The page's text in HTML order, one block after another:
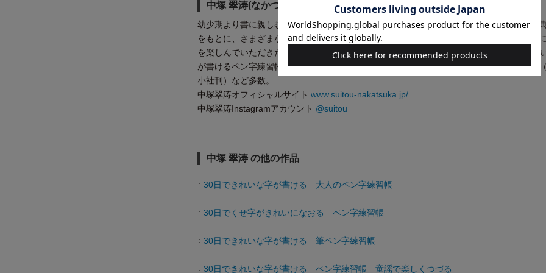
中塚 翠涛(なかつか すいとう) プロフィール
幼少期より書に親しむ。瀬戸内の穏やかな気候で育ち、翠涛の雅号はそこに由来する。古
をもとに、さまざまなジャンルの題字やロゴ制作に携わる。創作活動と同時に、多くの方
を楽しんでいただきたいという想いから、ペン字練習帳も多く出版。著書に『30日できれ
が書けるペン字練習帳』シリーズ、『中塚翠涛のきれいな字で手紙とはがきが書ける本』（
小社刊）など多数。
中塚翠涛オフィシャルサイト www.suitou-nakatsuka.jp/
中塚翠涛Instagramアカウント @suitou
中塚 翠涛 の他の作品
30日できれいな字が書ける 大人のペン字練習帳
30日でくせ字がきれいになおる ペン字練習帳
30日できれいな字が書ける 筆ペン字練習帳
30日できれいな字が書ける ペン字練習帳 童謡で楽しくつづる